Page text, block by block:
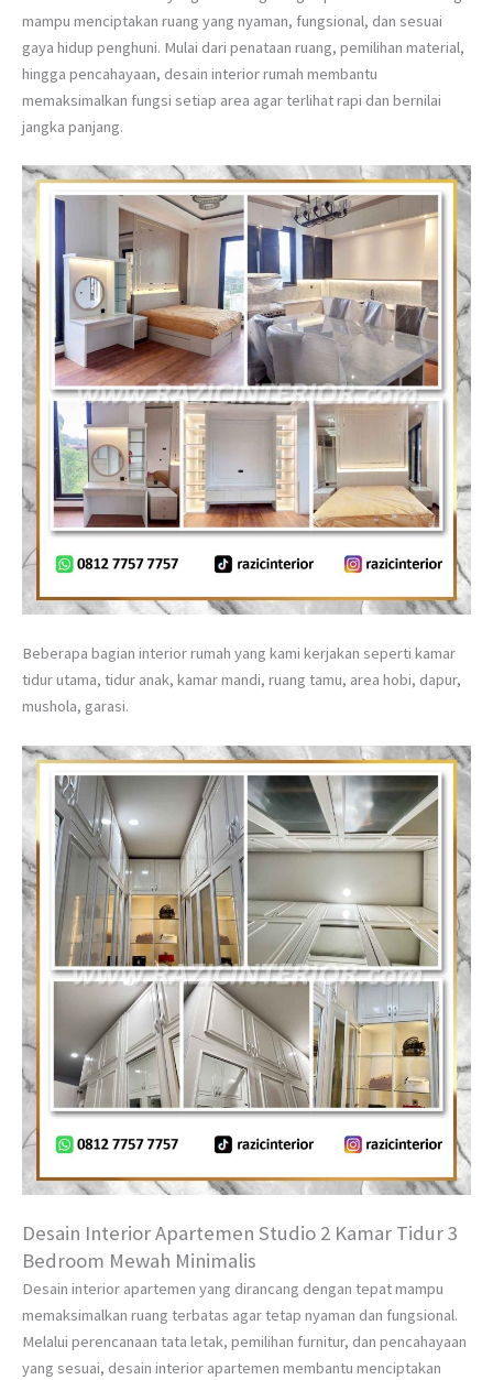
mampu menciptakan ruang yang nyaman, fungsional, dan sesuai
gaya hidup penghuni. Mulai dari penataan ruang, pemilihan material,
hingga pencahayaan, desain interior rumah membantu
memaksimalkan fungsi setiap area agar terlihat rapi dan bernilai
jangka panjang.
Beberapa bagian interior rumah yang kami kerjakan seperti kamar
tidur utama, tidur anak, kamar mandi, ruang tamu, area hobi, dapur,
mushola, garasi.
Desain Interior Apartemen Studio 2 Kamar Tidur 3
Bedroom Mewah Minimalis
Desain interior apartemen yang dirancang dengan tepat mampu
memaksimalkan ruang terbatas agar tetap nyaman dan fungsional.
Melalui perencanaan tata letak, pemilihan furnitur, dan pencahayaan
yang sesuai, desain interior apartemen membantu menciptakan